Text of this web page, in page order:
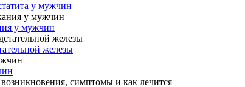
у мужчин
у мужчин
железы